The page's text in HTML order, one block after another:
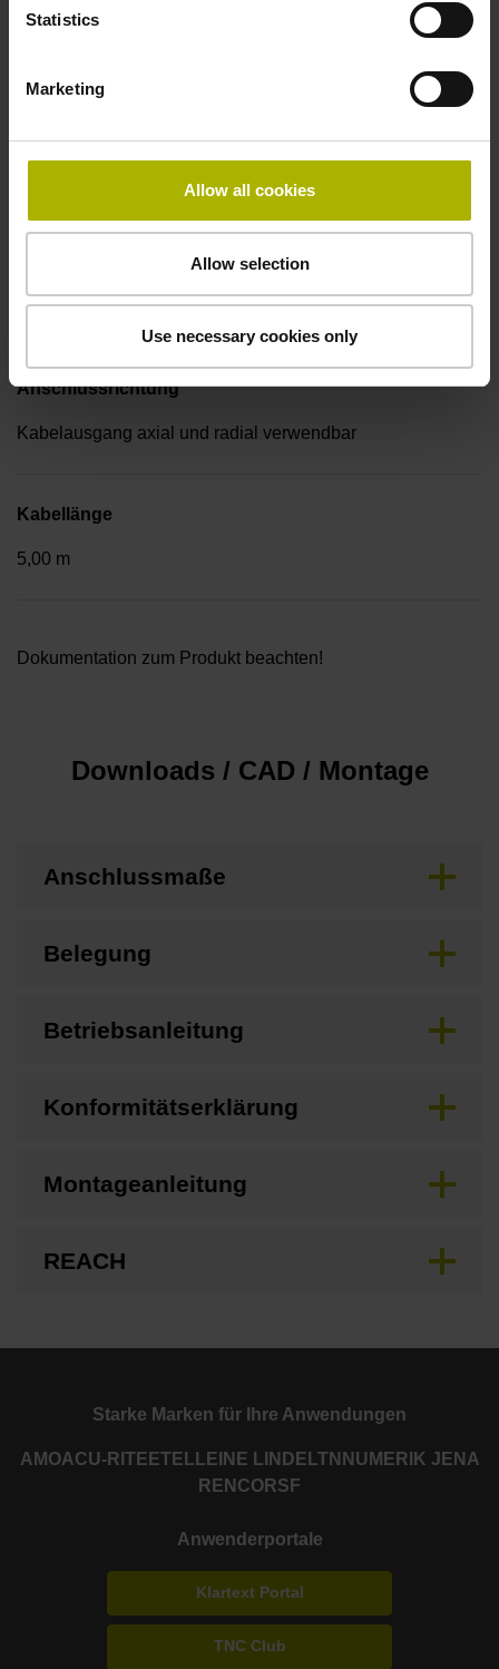
Statistics
Marketing
Allow all cookies
Allow selection
Use necessary cookies only
Arbeitstemperatur
Elektrischer Anschluss
Kupplung M23, Stift, 17-polig
Anschluss-Belegung
D288678
Anschlussrichtung
Kabelausgang axial und radial verwendbar
Kabellänge
5,00 m
Dokumentation zum Produkt beachten!
Downloads / CAD / Montage
Anschlussmaße
Belegung
Betriebsanleitung
Konformitätserklärung
Montageanleitung
REACH
Starke Marken für Ihre Anwendungen
AMOACU-RITE ETEL LEINE LINDE LTN NUMERIK JENA
RENCORSF
Anwenderportale
Klartext Portal
TNC Club